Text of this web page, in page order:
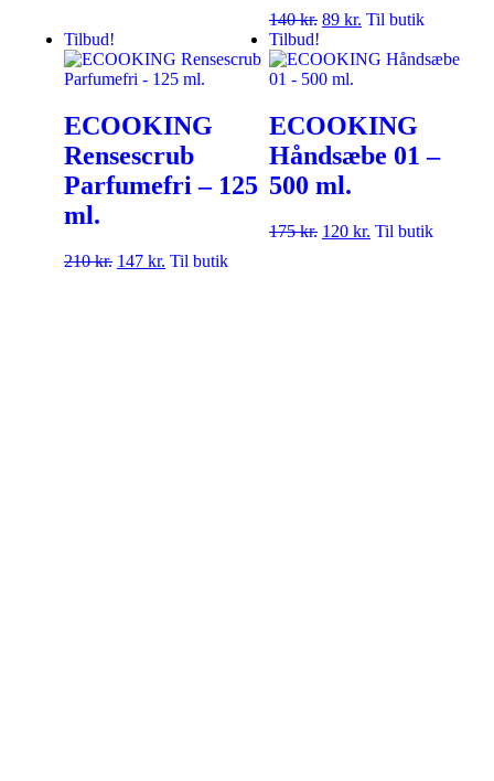
140kr. 89 kr. Til butik
Tilbud!
ECOOKING
Rensescrub
Parfumefri – 125
ml.
210kr. 147 kr. Til butik
Tilbud!
ECOOKING
Håndsæbe 01 –
500 ml.
175kr. 120 kr. Til butik